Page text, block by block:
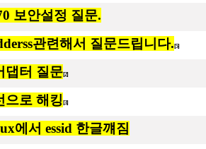
보안설정 질문.
관련해서 질문드립니다. [5]
댑터 질문[2]
으로 해킹 [3]
에서 essid 한글꺠짐